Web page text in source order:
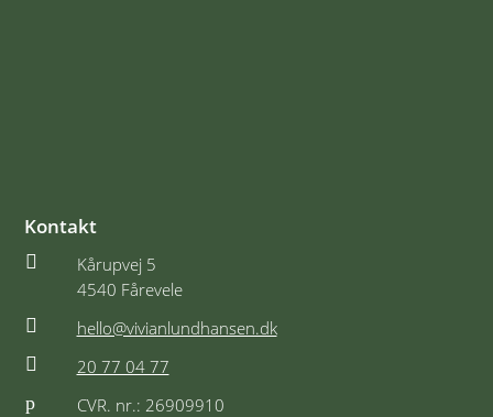
Kontakt

Kårupvej 5
4540 Fårevele

hello@vivianlundhansen.dk

20 77 04 77
p
CVR. nr.: 26909910